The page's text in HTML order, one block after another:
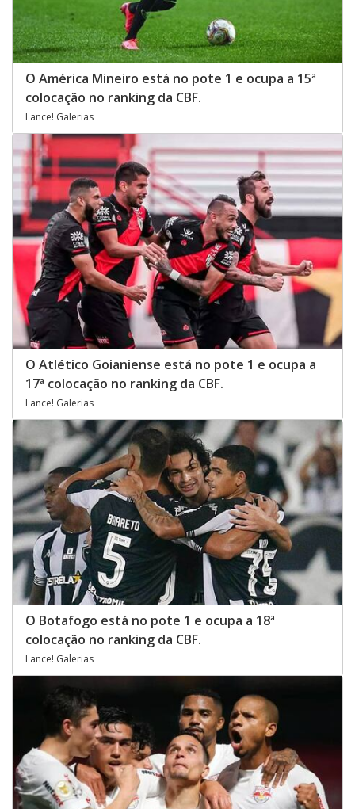
O América Mineiro está no pote 1 e ocupa a 15ª
colocação no ranking da CBF.
Lance! Galerias
O Atlético Goianiense está no pote 1 e ocupa a
17ª colocação no ranking da CBF.
Lance! Galerias
O Botafogo está no pote 1 e ocupa a 18ª
colocação no ranking da CBF.
Lance! Galerias